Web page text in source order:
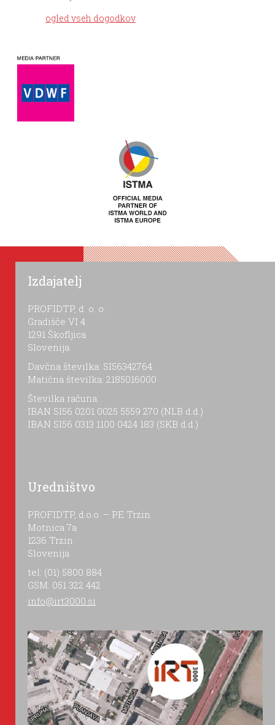
ogled vseh dogodkov
Izdajatelj
PROFIDTP, d. o. o.
Gradišče VI 4
1291 Škofljica
Slovenija
Davčna številka: SI56342764
Matična številka: 2185016000
Številka računa:
IBAN SI56 0201 0025 5559 270 (NLB d.d.)
IBAN SI56 0313 1100 0424 183 (SKB d.d.)
Uredništvo
PROFIDTP, d.o.o. – PE Trzin
Motnica 7a
1236 Trzin
Slovenija
tel: (01) 5800 884
GSM: 051 322 442
info@irt3000.si